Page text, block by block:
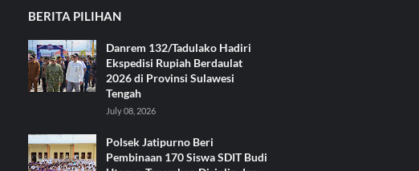
BERITA PILIHAN
Danrem 132/Tadulako Hadiri
Ekspedisi Rupiah Berdaulat
2026 di Provinsi Sulawesi
Tengah
July 08, 2026
Polsek Jatipurno Beri
Pembinaan 170 Siswa SDIT Budi